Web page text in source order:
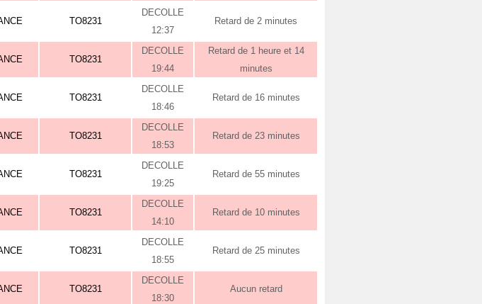
TO8231
DECOLLE
12:37
Retard de 2 minutes
TO8231
DECOLLE
19:44
Retard de 1 heure et 14
minutes
TO8231
DECOLLE
18:46
Retard de 16 minutes
TO8231
DECOLLE
18:53
Retard de 23 minutes
TO8231
DECOLLE
19:25
Retard de 55 minutes
TO8231
DECOLLE
14:10
Retard de 10 minutes
TO8231
DECOLLE
18:55
Retard de 25 minutes
TO8231
DECOLLE
18:30
Aucun retard